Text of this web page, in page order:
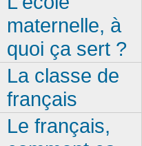
maternelle, à
quoi ça sert ?
La classe de
français
Le français,